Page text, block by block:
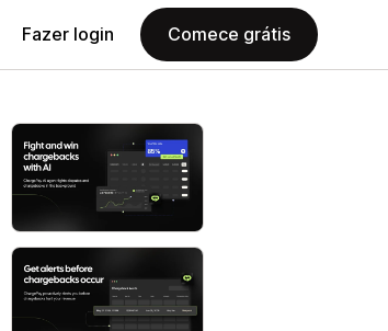
Fazer login Comece grátis